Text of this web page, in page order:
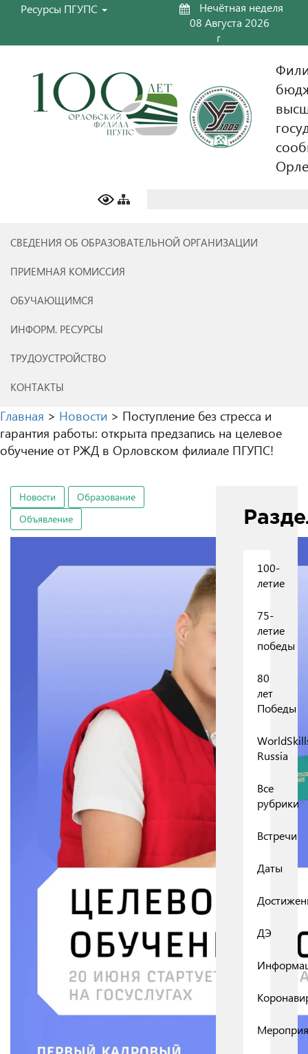
Ресурсы ПГУПС
Нечётная неделя
08 Августа 2026
г
Орле
СВЕДЕНИЯ ОБ ОБРАЗОВАТЕЛЬНОЙ ОРГАНИЗАЦИИ
ПРИЕМНАЯ КОМИССИЯ
ОБУЧАЮЩИМСЯ
ИНФОРМ. РЕСУРСЫ
ТРУДОУСТРОЙСТВО
КОНТАКТЫ
Главная > Новости > Поступление без стресса и
гарантия работы: открыта предзапись на целевое
обучение от РЖД в Орловском филиале ПГУПС!
Новости
Образование
Объявление
100-
летие
75-
летие
победы
80
лет
Победы
Russia
Все
рубрики
Встречи
Даты
ДЭ